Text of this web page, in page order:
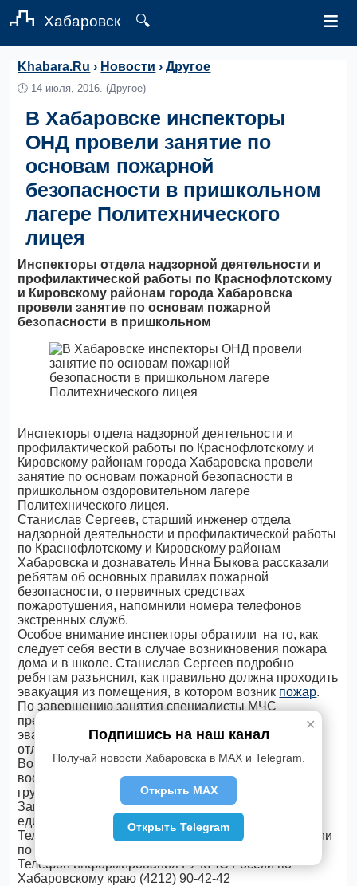
Хабаровск 🔍 ≡
Khabara.Ru › Новости ›Другое
🕛 14 июля, 2016. (Другое)
В Хабаровске инспекторы
ОНД провели занятие по
основам пожарной
безопасности в пришкольном
лагере Политехнического
лицея
Инспекторы отдела надзорной деятельности и
профилактической работы по Краснофлотскому
и Кировскому районам города Хабаровска
провели занятие по основам пожарной
безопасности в пришкольном
Инспекторы отдела надзорной деятельности и
профилактической работы по Краснофлотскому и
Кировскому районам города Хабаровска провели
занятие по основам пожарной безопасности в
пришкольном оздоровительном лагере
Политехнического лицея.
Станислав Сергеев, старший инженер отдела
надзорной деятельности и профилактической работы
по Краснофлотскому и Кировскому районам
Хабаровска и дознаватель Инна Быкова рассказали
ребятам об основных правилах пожарной
безопасности, о первичных средствах
пожаротушения, напомнили номера телефонов
экстренных служб.
Особое внимание инспекторы обратили на то, как
следует себя вести в случае возникновения пожара
дома и в школе. Станислав Сергеев подробно
ребятам разъяснил, как правильно должна проходить
эвакуация из помещения, в котором возник пожар.
По завершению занятия специалисты МЧС
предложили ребятам провести тренировочную
эвакуацию из здания лицея. Маленькие лицеисты
отлично справились с заданием инспекторов ОНД.
Во дворе лицея ребята построились и доложили
воспитателю и инспекторам о полном составе
группы.
Занятие завершилось повтором номера телефона
единой службы спасения «112».
Телефон доверия Главного управления МЧС России
по Хабаровскому краю (4212) 41-62-62.
Телефон информирования ГУ МЧС России по
Хабаровскому краю (4212) 90-42-42
✕
Подпишись на наш канал
Получай новости Хабаровска в MAX и Telegram.
Открыть MAX
Открыть Telegram